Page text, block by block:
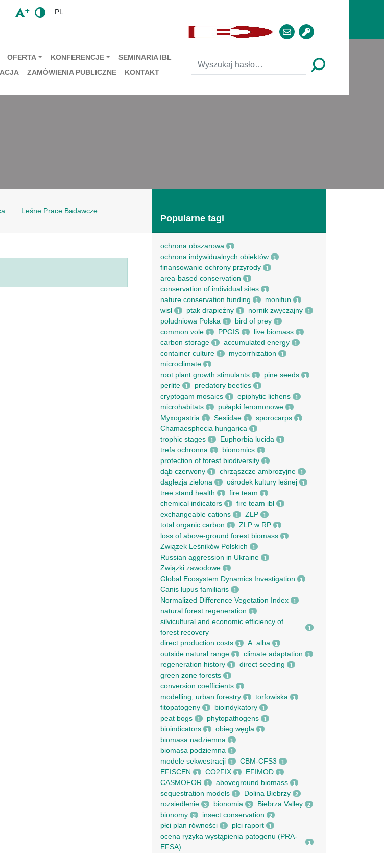
PL
OFERTA KONFERENCJE
SEMINARIA IBL
ZAMÓWIENIA PUBLICZNE KONTAKT
Leśne Prace Badawcze
Popularne tagi
ochrona obszarowa 1
ochrona indywidualnych obiektów 1
finansowanie ochrony przyrody 1
area-based conservation 1
conservation of individual sites 1
nature conservation funding 1 monifun 1
wisl 1 ptak drapieżny 1 nornik zwyczajny 1
południowa Polska 1 bird of prey 1
common vole 1 PPGIS 1 live biomass 1
carbon storage 1 accumulated energy 1
container culture 1 mycorrhization 1
microclimate 1
root рlant growth stimulants 1 pine seeds 1
perlite 1 predatory beetles 1
cryptogam mosaics 1 epiphytic lichens 1
microhabitats 1 pułapki feromonowe 1
Myxogastria 1 Sesiidae 1 sporocarps 1
Chamaesphecia hungarica 1
trophic stages 1 Euphorbia lucida 1
trefa ochronna 1 bionomics 1
protection of forest biodiversity 1
dąb czerwony 1 chrząszcze ambrozyjne 1
daglezja zielona 1 ośrodek kultury leśnej 1
tree stand health 1 fire team 1
chemical indicators 1 fire team ibl 1
exchangeable cations 1 ZLP 1
total organic carbon 1 ZLP w RP 1
loss of above-ground forest biomass 1
Związek Leśników Polskich 1
Russian aggression in Ukraine 1
Związki zawodowe 1
Global Ecosystem Dynamics Investigation 1
Canis lupus familiaris 1
Normalized Difference Vegetation Index 1
natural forest regeneration 1
silvicultural and economic efficiency of
forest recovery
1
direct production costs 1 A. alba 1
outside natural range 1 climate adaptation 1
regeneration history 1 direct seeding 1
green zone forests 1
conversion coefficients 1
modelling; urban forestry 1 torfowiska 1
fitopatogeny 1 bioindykatory 1
peat bogs 1 phytopathogens 1
bioindicators 1 obieg węgla 1
biomasa nadziemna 1
biomasa podziemna 1
modele sekwestracji 1 CBM-CFS3 1
EFISCEN 1 CO2FIX 1 EFIMOD 1
CASMOFOR 1 aboveground biomass 1
sequestration models 1 Dolina Biebrzy 2
rozsiedlenie 3 bionomia 3 Biebrza Valley 2
bionomy 2 insect conservation 2
płci plan równości 1 płci raport 1
ocena ryzyka wystąpienia patogenu (PRA-
EFSA)
1